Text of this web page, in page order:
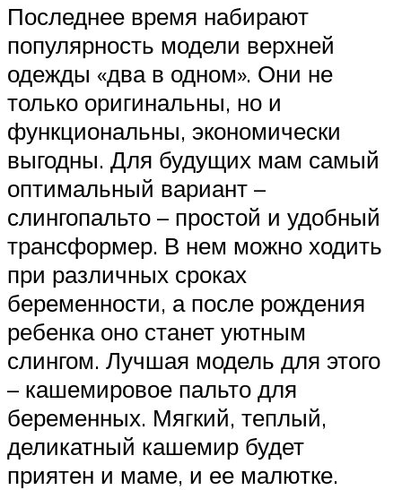
Последнее время набирают
популярность модели верхней
одежды «два в одном». Они не
только оригинальны, но и
функциональны, экономически
выгодны. Для будущих мам самый
оптимальный вариант –
слингопальто – простой и удобный
трансформер. В нем можно ходить
при различных сроках
беременности, а после рождения
ребенка оно станет уютным
слингом. Лучшая модель для этого
– кашемировое пальто для
беременных. Мягкий, теплый,
деликатный кашемир будет
приятен и маме, и ее малютке.